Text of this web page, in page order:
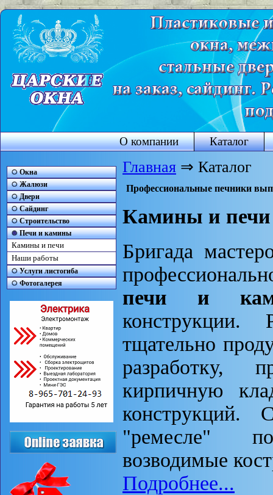
О компании Каталог
Окна
Жалюзи
Двери
Сайдинг
Строительство
Печи и камины
Камины и печи
Наши работы
Услуги листогиба
Фотогалерея
Главная ⇒ Каталог
Профессиональные печники
Камины и печи
Бригада
печи и
тщательно
разработку,
кирпичную
конструкций.
"ремесле"
возводимые
Подробнее...